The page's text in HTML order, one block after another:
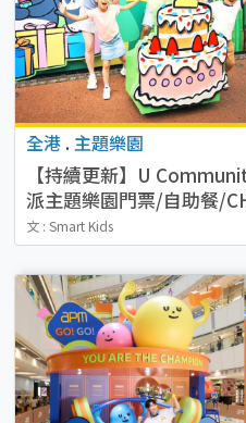
全港 . 主題樂園
【持續更新】U
派主題樂園門票/自助餐/
物
文 : Smart Kids